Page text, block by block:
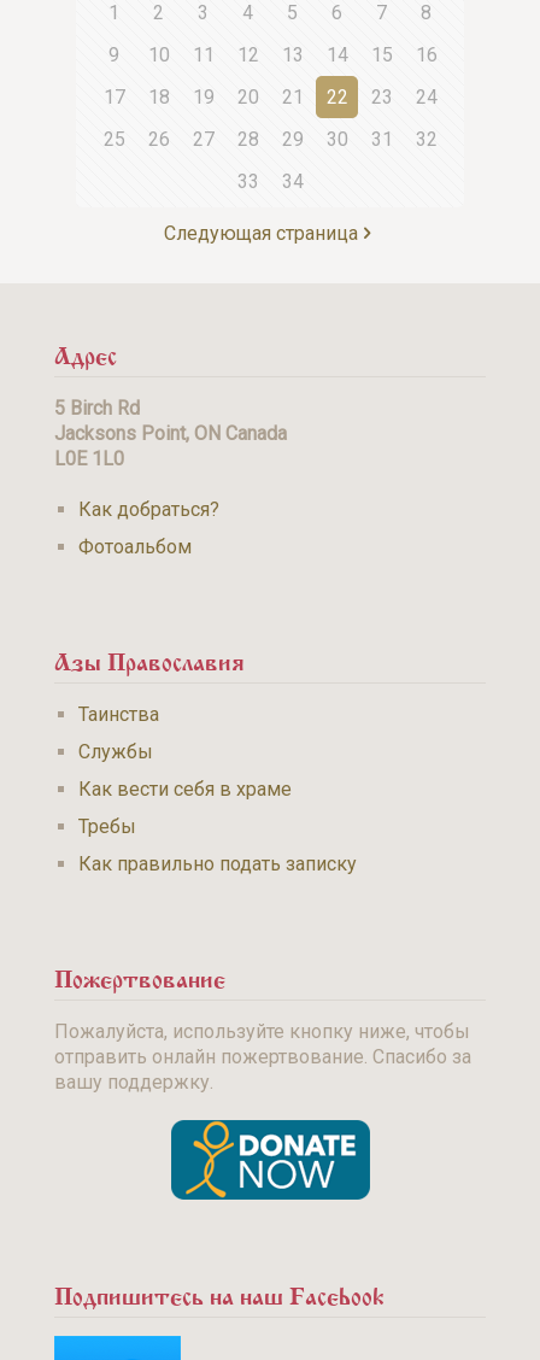
1 2 3 4 5 6 7
8
9
10 11 12 13 14 15
16
17
18 19 20 21 22 23
24
25
26 27 28 29 30 31
32
33
34
Следующая страница
Адрес
5 Birch Rd
Jacksons Point, ON Canada
L0E 1L0
Как добраться?
Фотоальбом
Азы Православия
Таинства
Службы
Как вести себя в храме
Требы
Как правильно подать записку
Пожертвование
Пожалуйста, используйте кнопку ниже, чтобы
отправить онлайн пожертвование. Спасибо за
вашу поддержку.
Подпишитесь на наш Facebook